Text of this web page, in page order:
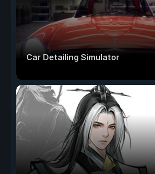
Car Detailing Simulator